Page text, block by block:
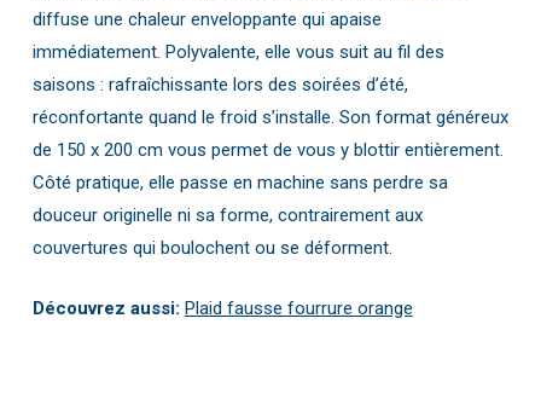
diffuse une chaleur enveloppante qui apaise
immédiatement. Polyvalente, elle vous suit au fil des
saisons : rafraîchissante lors des soirées d’été,
réconfortante quand le froid s’installe. Son format généreux
de 150 x 200 cm vous permet de vous y blottir entièrement.
Côté pratique, elle passe en machine sans perdre sa
douceur originelle ni sa forme, contrairement aux
couvertures qui boulochent ou se déforment.
Découvrez aussi: Plaid fausse fourrure orange